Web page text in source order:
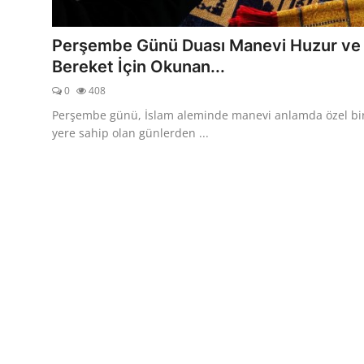
KİMDİR?
DİNİ MESAJLAR
KISSADAN HİSSE
Perşembe Günü Duası Manevi Huzur ve
Bereket İçin Okunan...
0 408
Perşembe günü, İslam aleminde manevi anlamda özel
yere sahip olan günlerden ...